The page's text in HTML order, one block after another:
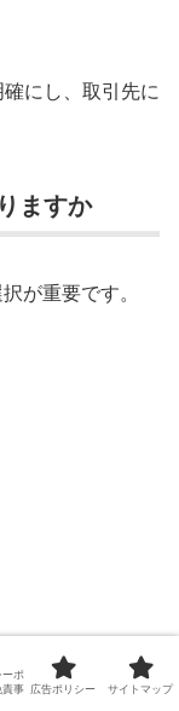
にし、取引先に
ますか
が重要です。
時間帯にも配慮
ポ
責事 広告ポリシー サイトマップ